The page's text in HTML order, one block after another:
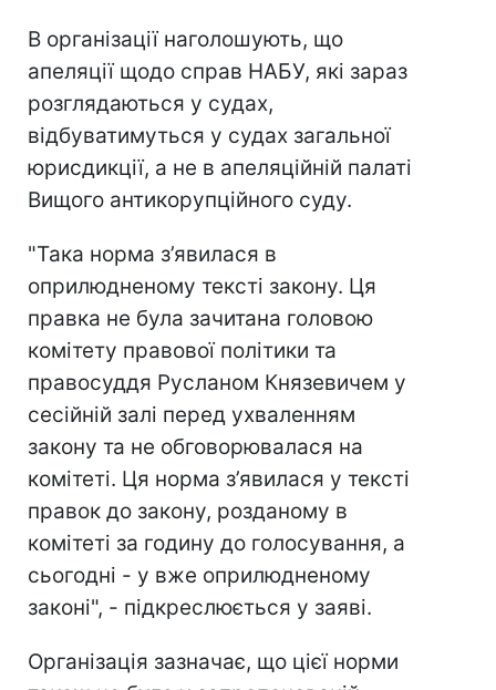
В організації наголошують, що
апеляції щодо справ НАБУ, які зараз
розглядаються у судах,
відбуватимуться у судах загальної
юрисдикції, а не в апеляційній палаті
Вищого антикорупційного суду.
"Така норма з’явилася в
оприлюдненому тексті закону. Ця
правка не була зачитана головою
комітету правової політики та
правосуддя Русланом Князевичем у
сесійній залі перед ухваленням
закону та не обговорювалася на
комітеті. Ця норма з’явилася у тексті
правок до закону, розданому в
комітеті за годину до голосування, а
сьогодні - у вже оприлюдненому
законі", - підкреслюється у заяві.
Організація зазначає, що цієї норми